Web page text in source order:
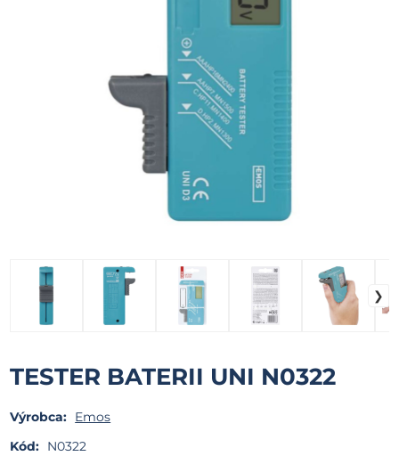
TESTER BATERII UNI N0322
Výrobca: Emos
Kód: N0322